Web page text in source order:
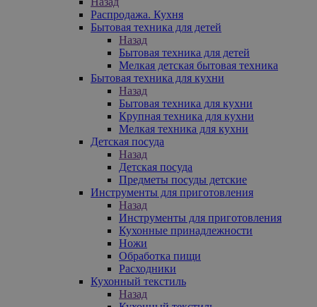
Распродажа. Кухня
Бытовая техника для детей
Назад
Бытовая техника для детей
Мелкая детская бытовая техника
Бытовая техника для кухни
Назад
Бытовая техника для кухни
Крупная техника для кухни
Мелкая техника для кухни
Детская посуда
Назад
Детская посуда
Предметы посуды детские
Инструменты для приготовления
Назад
Инструменты для приготовления
Кухонные принадлежности
Ножи
Обработка пищи
Расходники
Кухонный текстиль
Назад